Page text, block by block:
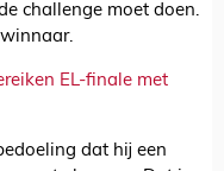
challenge moet doen.
EL-finale met
dat hij een